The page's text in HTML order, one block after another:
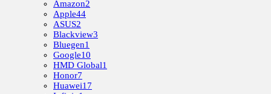
Amazon2
Apple44
ASUS2
Blackview3
Bluegen1
Google10
HMD Global1
Honor7
Huawei17